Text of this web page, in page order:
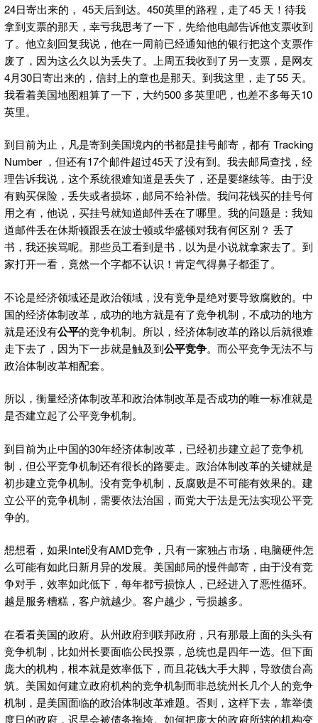
24日寄出来的， 45天后到达。450英里的路程，走了45 天！待我
拿到支票的那天，幸亏我思考了一下，先给他电邮告诉他支票收到
了。他立刻回复我说，他在一周前已经通知他的银行把这个支票作
废了，因为这么久以为丢失了。上周五我收到了另一支票，是网友
4月30日寄出来的，信封上的章也是那天。到我这里，走了55 天。
我看着美国地图粗算了一下，大约500 多英里吧，也差不多每天10
英里。
到目前为止，凡是寄到美国境内的书都是挂号邮寄，都有 Tracking
Number ，但还有17个邮件超过45天了没有到。我去邮局查找，经
理告诉我说，这个系统很难知道是丢失了，还是要继续等。由于没
有购买保险，丢失或者损坏，邮局不给补偿。我问花钱买的挂号何
用之有，他说，买挂号就知道邮件丢在了哪里。我的问题是：我知
道邮件丢在休斯顿跟丢在波士顿或华盛顿对我有何区别？ 丢了
书，我还挨骂呢。那些员工看到是书，以为是小说就拿家去了。到
家打开一看，竟然一个字都不认识！肯定气得鼻子都歪了。
不论是经济领域还是政治领域，没有竞争是绝对要导致腐败的。中
国的经济体制改革，成功的地方就是有了竞争机制，不成功的地方
就是还没有公平的竞争机制。所以，经济体制改革的路以后就很难
走下去了，因为下一步就是触及到公平竞争。而公平竞争无法不与
政治体制改革相配套。
所以，衡量经济体制改革和政治体制改革是否成功的唯一标准就是
是否建立起了公平竞争机制。
到目前为止中国的30年经济体制改革，已经初步建立起了竞争机
制，但公平竞争机制还有很长的路要走。政治体制改革的关键就是
初步建立竞争机制。没有竞争机制，反腐败是不可能有效果的。建
立公平的竞争机制，需要依法治国，而党大于法是无法实现公平竞
争的。
想想看，如果Intel没有AMD竞争，只有一家独占市场，电脑硬件怎
么可能有如此日新月异的发展。美国邮局的慢件邮寄，由于没有竞
争对手，效率如此低下，每年都亏损惊人，已经进入了恶性循环。
越是服务糟糕，客户就越少。客户越少，亏损越多。
在看看美国的政府。从州政府到联邦政府，只有那最上面的头头有
竞争机制，比如州长要面临公民投票，总统也是四年一选。但下面
庞大的机构，根本就是效率低下，而且花钱大手大脚，导致债台高
筑。美国如何建立政府机构的竞争机制而非总统州长几个人的竞争
机制，是美国面临的政治体制改革难题。否则，这样下去，靠举债
度日的政府，迟早会被债务拖垮。如何把庞大的政府所辖的机构变